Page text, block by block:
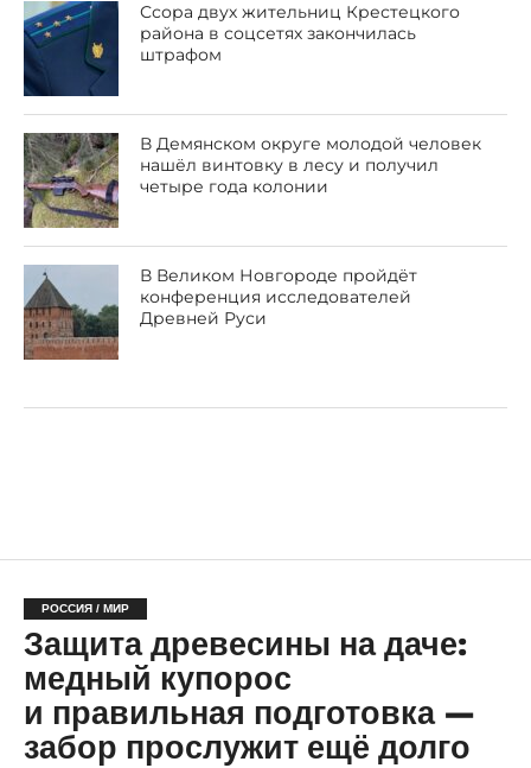
Ссора двух жительниц Крестецкого
района в соцсетях закончилась
штрафом
В Демянском округе молодой человек
нашёл винтовку в лесу и получил
четыре года колонии
В Великом Новгороде пройдёт
конференция исследователей
Древней Руси
РОССИЯ / МИР
Защита древесины на даче:
медный купорос
и правильная подготовка —
забор прослужит ещё долго